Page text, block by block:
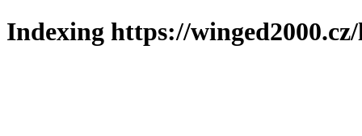
Indexing https://